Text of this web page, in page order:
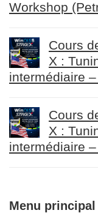
Workshop
Cours
X :
intermédiaire
Cours
X :
intermédiaire
Menu principal